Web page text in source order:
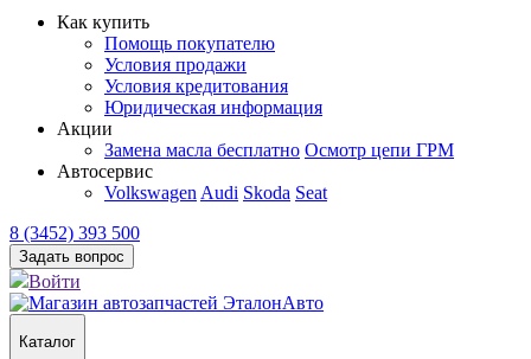
Как купить
Помощь покупателю
Условия продажи
Условия кредитования
Юридическая информация
Акции
Замена масла бесплатно Осмотр цепи ГРМ
Автосервис
Volkswagen Audi Skoda Seat
8 (3452) 393 500
Задать вопрос
Войти
Каталог